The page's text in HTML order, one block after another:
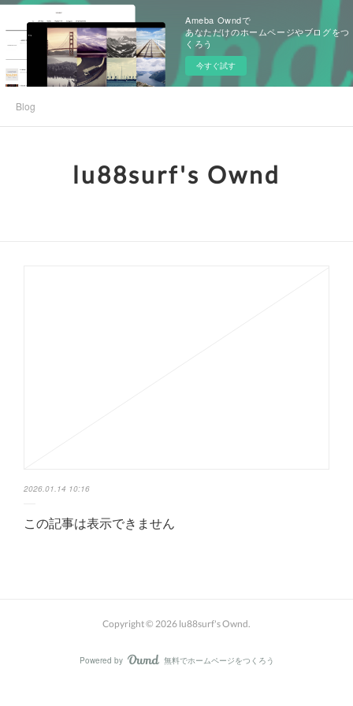
Ameba Owndで
あなただけのホームページやブログをつ
くろう
今すぐ試す
Blog
lu88surf's Ownd
2026.01.14 10:16
この記事は表示できません
Copyright © 2026 lu88surf's Ownd.
Powered by AmebaOwnd
無料でホームページをつくろう